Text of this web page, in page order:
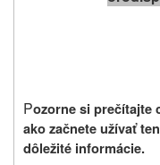
Pozorne si prečítajte
ako začnete užívať
dôležité informácie.